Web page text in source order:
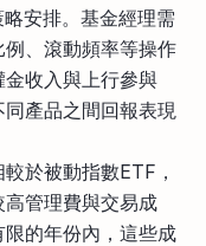
安排。基金經理需
、滾動頻率等操作
收入與上行參與
產品之間回報表現
較於被動指數ETF，
管理費與交易成
的年份內，這些成